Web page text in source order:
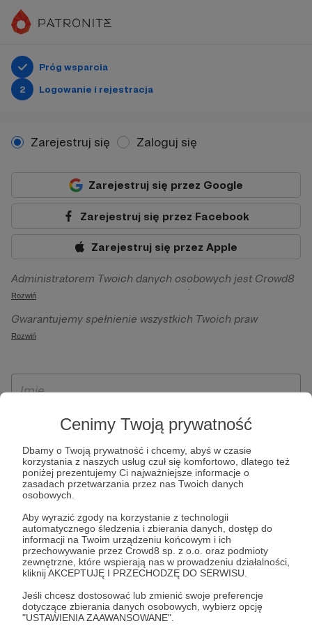
Cenimy Twoją prywatność
Dbamy o Twoją prywatność i chcemy, abyś w czasie
korzystania z naszych usług czuł się komfortowo, dlatego też
poniżej prezentujemy Ci najważniejsze informacje o
zasadach przetwarzania przez nas Twoich danych
osobowych.
Aby wyrazić zgody na korzystanie z technologii
automatycznego śledzenia i zbierania danych, dostęp do
informacji na Twoim urządzeniu końcowym i ich
przechowywanie przez Crowd8 sp. z o.o. oraz podmioty
zewnętrzne, które wspierają nas w prowadzeniu działalności,
kliknij AKCEPTUJĘ I PRZECHODZĘ DO SERWISU.
Jeśli chcesz dostosować lub zmienić swoje preferencje
dotyczące zbierania danych osobowych, wybierz opcję
"USTAWIENIA ZAAWANSOWANE".
Próg wsparcia
2
Logowanie i rejestracja
Zarejestruj się Zaloguj się
Zarejestruj się przez Google
Zarejestruj się przez Facebook
Zarejestruj się przez Apple
Administratorem Twoich danych osobowych jest Crowd8
sp. z o.o. z siedziba w Warszawie, ul. Żwirki i Wigury 16, 02-
092 Warszawa. Twoje dane osobowe będą przetwarzane w
szczególności w celu wykonania umowy zawartej z Tobą, w
Patronite.pl, w tym możliwości dokonywania oraz
otrzymywania wsparcia na naszej platformie oraz
Rozwiń
Gwarantujemy spełnienie wszystkich Twoich praw
wynikających z ogólnego rozporządzenia o ochronie
ich przenoszenia, niepodlegania zautomatyzowanemu
wyrażenia sprzeciwu wobec przetwarzania Twoich danych
osobowych. Rejestracja dla osób niepełnoletnich możliwa
jest po przekazaniu podpisanego formularza "Zgodna na
założenie konta przez osobę niepełnoletnią", formularz
dostępny jest na stronie regulaminu Patronite.pl.
Rozwiń
* Zapoznałem się i akceptujęRegulaminserwisu oraz